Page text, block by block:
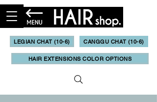
LEGIAN CHAT (10-6) CANGGU CHAT (10-6)
HAIR EXTENSIONS COLOR OPTIONS